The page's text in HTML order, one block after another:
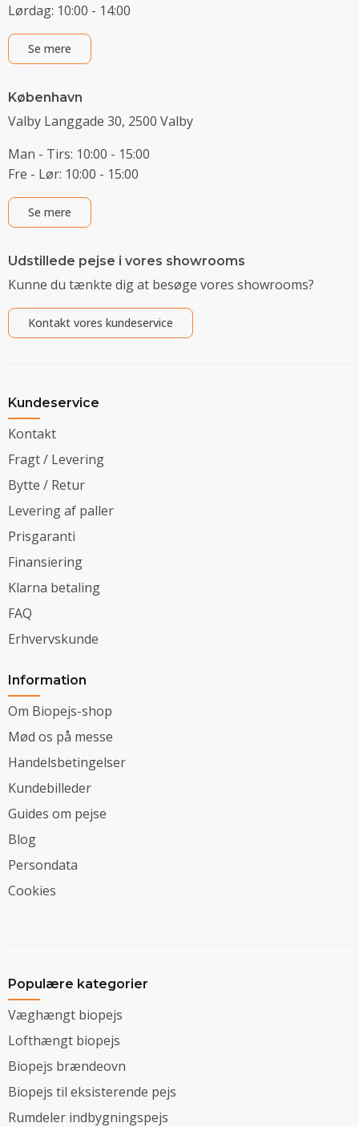
Lørdag: 10:00 - 14:00
Se mere
København
Valby Langgade 30, 2500 Valby
Man - Tirs: 10:00 - 15:00
Fre - Lør: 10:00 - 15:00
Se mere
Udstillede pejse i vores showrooms
Kunne du tænkte dig at besøge vores showrooms?
Kontakt vores kundeservice
Kundeservice
Kontakt
Fragt / Levering
Bytte / Retur
Levering af paller
Prisgaranti
Finansiering
Klarna betaling
FAQ
Erhvervskunde
Information
Om Biopejs-shop
Mød os på messe
Handelsbetingelser
Kundebilleder
Guides om pejse
Blog
Persondata
Cookies
Populære kategorier
Væghængt biopejs
Lofthængt biopejs
Biopejs brændeovn
Biopejs til eksisterende pejs
Rumdeler indbygningspejs